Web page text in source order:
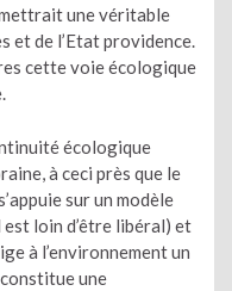
une véritable
et de l’Etat providence.
cette voie écologique
écologique
à ceci près que le
sur un modèle
est loin d’être libéral) et
à l’environnement un
constitue une